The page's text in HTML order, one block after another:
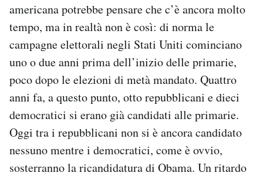
CALENDARIO
Area Personale
Newsletter
Notifiche mobile
Regala il Post
Hai bisogno di aiuto?
Esci
americana potrebbe pensare che c’è ancora molto
tempo, ma in realtà non è così: di norma le
campagne elettorali negli Stati Uniti cominciano
uno o due anni prima dell’inizio delle primarie,
poco dopo le elezioni di metà mandato. Quattro
anni fa, a questo punto, otto repubblicani e dieci
democratici si erano già candidati alle primarie.
Oggi tra i repubblicani non si è ancora candidato
nessuno mentre i democratici, come è ovvio,
sosterranno la ricandidatura di Obama. Un ritardo